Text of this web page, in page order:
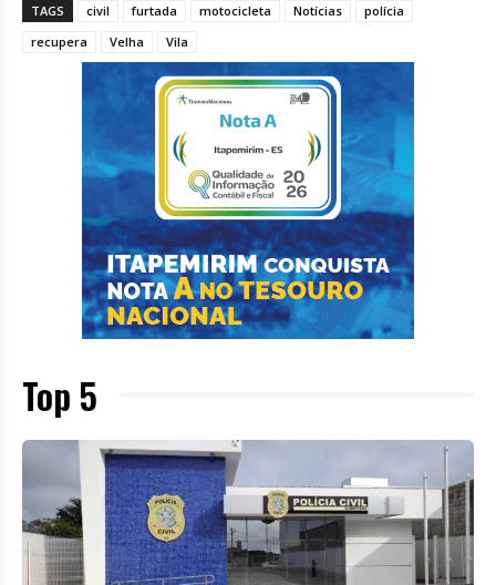
TAGS civil furtada motocicleta Notícias
polícia
recupera
Velha Vila
Top 5